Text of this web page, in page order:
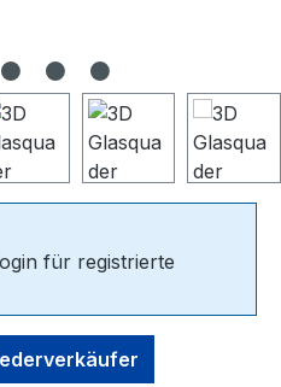
für registrierte